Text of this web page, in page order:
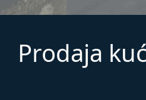
Prodaja